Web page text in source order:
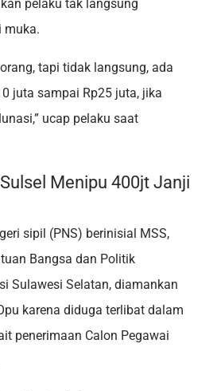
pelaku tak langsung
muka.
tapi tidak langsung, ada
juta sampai Rp25 juta, jika
ucap pelaku saat
Menipu 400jt Janji
sipil (PNS) berinisial MSS,
Bangsa dan Politik
Sulawesi Selatan, diamankan
karena diduga terlibat dalam
penerimaan Calon Pegawai